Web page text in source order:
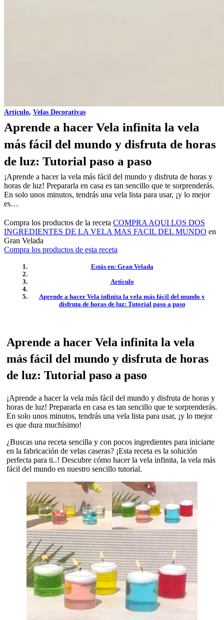
Artículo, Velas Decorativas
Aprende a hacer Vela infinita la vela
más fácil del mundo y disfruta de horas
de luz: Tutorial paso a paso
¡Aprende a hacer la vela más fácil del mundo y disfruta de horas y
horas de luz! Prepararla en casa es tan sencillo que te sorprenderás.
En solo unos minutos, tendrás una vela lista para usar, ¡y lo mejor
es…
Compra los productos de la receta COMPRA AQUI LOS DOS
INGREDIENTES DE LA VELA MAS FACIL DEL MUNDO en
Gran Velada
Compra los productos de esta receta
Estás en: Gran Velada
Artículo
Aprende a hacer Vela infinita la vela más fácil del mundo y
disfruta de horas de luz: Tutorial paso a paso
Aprende a hacer Vela infinita la vela
más fácil del mundo y disfruta de horas
de luz: Tutorial paso a paso
¡Aprende a hacer la vela más fácil del mundo y disfruta de horas y
horas de luz! Prepararla en casa es tan sencillo que te sorprenderás.
En solo unos minutos, tendrás una vela lista para usar, ¡y lo mejor
es que dura muchísimo!
¿Buscas una receta sencilla y con pocos ingredientes para iniciarte
en la fabricación de velas caseras? ¡Esta receta es la solución
perfecta para ti..! Descubre cómo hacer la vela infinita, la vela más
fácil del mundo en nuestro sencillo tutorial.